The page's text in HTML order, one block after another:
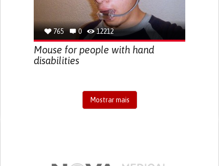
765 0 12212
Mouse for people with hand
disabilities
Mostrar mais